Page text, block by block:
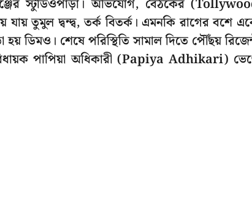
স্টুডিওপাড়া। অভিযোগ, বৈঠকের
তুমুল দ্বন্দ্ব, তর্ক বিতর্ক। এমনকি রাগের বশে
ডিমও। শেষে পরিস্থিতি সামাল দিতে পৌঁছয়
পাপিয়া অধিকারী (Papiya Adhikari)